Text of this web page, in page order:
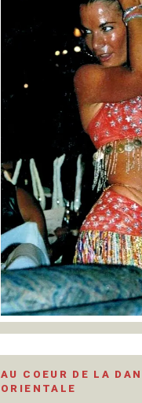
AU COEUR DE LA
ORIENTALE